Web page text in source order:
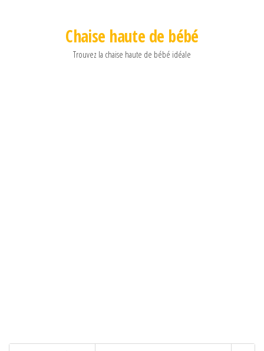
Chaise haute de bébé
Trouvez la chaise haute de bébé idéale